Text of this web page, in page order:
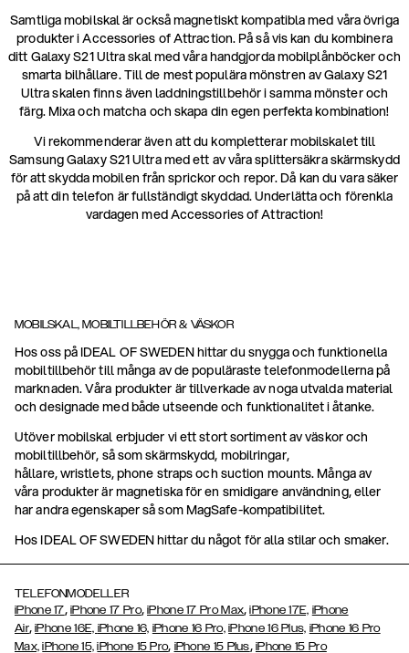
Samtliga mobilskal är också magnetiskt kompatibla med våra övriga
produkter i Accessories of Attraction. På så vis kan du kombinera
ditt Galaxy S21 Ultra skal med våra handgjorda mobilplånböcker och
smarta bilhållare. Till de mest populära mönstren av Galaxy S21
Ultra skalen finns även laddningstillbehör i samma mönster och
färg. Mixa och matcha och skapa din egen perfekta kombination!
Vi rekommenderar även att du kompletterar mobilskalet till
Samsung Galaxy S21 Ultra med ett av våra splittersäkra skärmskydd
för att skydda mobilen från sprickor och repor. Då kan du vara säker
på att din telefon är fullständigt skyddad. Underlätta och förenkla
vardagen med Accessories of Attraction!
MOBILSKAL, MOBILTILLBEHÖR & VÄSKOR
Hos oss på IDEAL OF SWEDEN hittar du snygga och funktionella
mobiltillbehör till många av de populäraste telefonmodellerna på
marknaden. Våra produkter är tillverkade av noga utvalda material
och designade med både utseende och funktionalitet i åtanke.
Utöver mobilskal erbjuder vi ett stort sortiment av väskor och
mobiltillbehör, så som skärmskydd, mobilringar,
hållare, wristlets, phone straps och suction mounts. Många av
våra produkter är magnetiska för en smidigare användning, eller
har andra egenskaper så som MagSafe-kompatibilitet.
Hos IDEAL OF SWEDEN hittar du något för alla stilar och smaker.
TELEFONMODELLER
iPhone 17, iPhone 17 Pro,iPhone 17 Pro Max,iPhone 17E, iPhone
Air,iPhone 16E, iPhone 16, iPhone 16 Pro, iPhone 16 Plus, iPhone 16 Pro
Max, iPhone 15, iPhone 15 Pro, iPhone 15 Plus, iPhone 15 Pro